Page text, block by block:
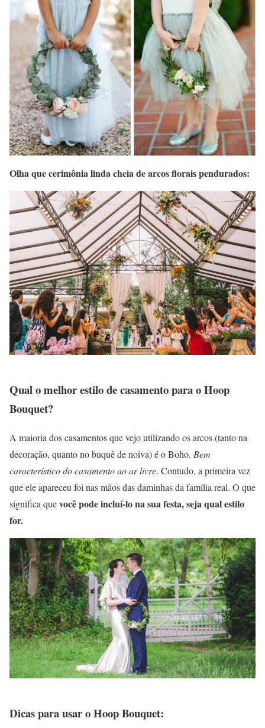
Olha que cerimônia linda cheia de arcos florais pendurados:
Qual o melhor estilo de casamento para o Hoop
Bouquet?
A maioria dos casamentos que vejo utilizando os arcos (tanto na
decoração, quanto no buquê de noiva) é o Boho. Bem
característico do casamento ao ar livre. Contudo, a primeira vez
que ele apareceu foi nas mãos das daminhas da família real. O que
significa quevocê pode incluí-lo na sua festa, seja qual estilo
for.
Dicas para usar o Hoop Bouquet: